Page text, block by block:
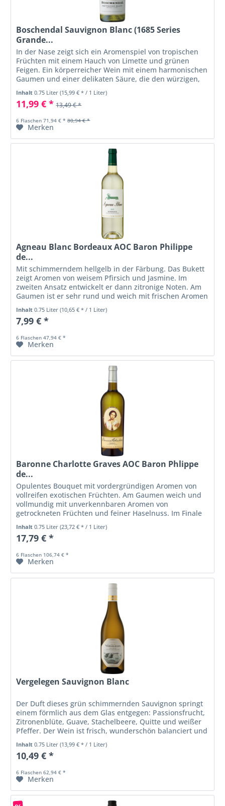
Boschendal Sauvignon Blanc (1685 Series
Grande...
In der Nase zeigt sich ein Aromenspiel von tropischen
Früchten mit einem Hauch von Limette und grünen
Feigen. Ein körperreicher Wein mit einem harmonischen
Gaumen und einer delikaten Säure, die den würzigen,
Inhalt0.75 Liter(15,99 € * / 1 Liter)
11,99 € * 13,49 € *
6 Flaschen 71,94 € * 80,94 € *
Merken
Agneau Blanc Bordeaux AOC Baron Philippe
de...
Mit schimmerndem hellgelb in der Färbung. Das Bukett
zeigt Aromen von weisem Pfirsich und Jasmine. Im
zweiten Ansatz entwickelt er dann zitronige Noten. Am
Gaumen ist er sehr rund und weich mit frischen Aromen
von Grapefruit und anderen...
Inhalt0.75 Liter(10,65 € * / 1 Liter)
7,99 € *
6 Flaschen 47,94 € *
Merken
Baronne Charlotte Graves AOC Baron Phlippe
de...
Opulentes Bouquet mit vordergründigen Aromen von
vollreifen exotischen Früchten. Am Gaumen weich und
vollmundig mit unverkennbaren Aromen von
getrockneten Früchten und feiner Haselnuss. Im Finale
werden elegante Eichenholznoten spürbar,...
Inhalt0.75 Liter(23,72 € * / 1 Liter)
17,79 € *
6 Flaschen 106,74 € *
Merken
Vergelegen Sauvignon Blanc
Der Duft dieses grün schimmernden Sauvignon springt
einem förmlich aus dem Glas entgegen: Passionsfrucht,
Zitronenblüte, Guave, Stachelbeere, Quitte und weißer
Pfeffer. Der Wein ist frisch, wunderschön balanciert und
Inhalt0.75 Liter(13,99 € * / 1 Liter)
10,49 € *
6 Flaschen 62,94 € *
Merken